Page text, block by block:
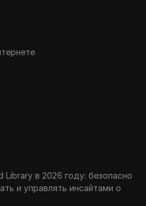
Library в 2026 году: безопасно
и управлять инсайтами о